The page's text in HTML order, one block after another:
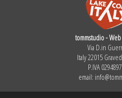
tommstudio -
Via D.in
Italy 22015
P.IVA
email: